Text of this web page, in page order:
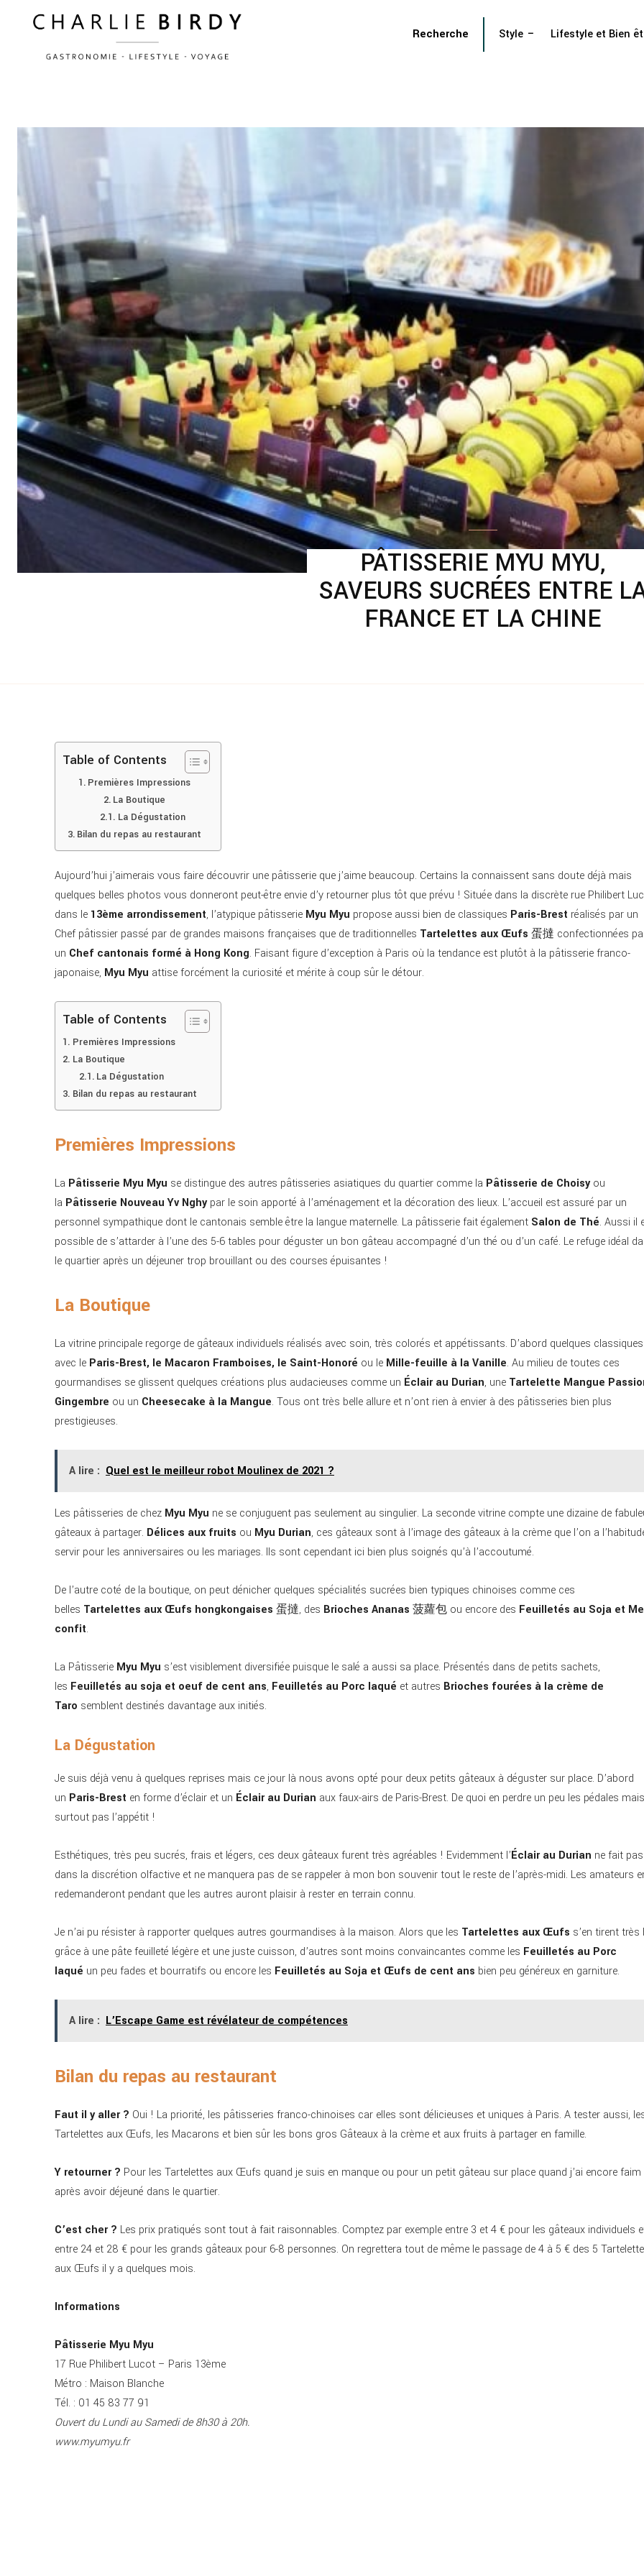
Style Lifestyle et Bien
Recherche
PÂTISSERIE MYU MYU,
SAVEURS SUCRÉES ENTRE
FRANCE ET LA CHINE
Table of Contents
Premières Impressions
La Boutique
La Dégustation
Bilan du repas au restaurant
Aujourd’hui j’aimerais vous faire découvrir une pâtisserie que j’aime beaucoup. Certains la connaissent sans doute déjà mais
quelques belles photos vous donneront peut-être envie d’y retourner plus tôt que prévu ! Située dans la discrète rue Philibert
dans le 13ème arrondissement, l’atypique pâtisserie Myu Myu propose aussi bien de classiques Paris-Brest réalisés par un
Chef pâtissier passé par de grandes maisons françaises que de traditionnelles Tartelettes aux Œufs 蛋撻 confectionnées
un Chef cantonais formé à Hong Kong. Faisant figure d’exception à Paris où la tendance est plutôt à la pâtisserie franco-
japonaise, Myu Myu attise forcément la curiosité et mérite à coup sûr le détour.
Table of Contents
Premières Impressions
La Boutique
La Dégustation
Bilan du repas au restaurant
Premières Impressions
La Pâtisserie Myu Myu se distingue des autres pâtisseries asiatiques du quartier comme la Pâtisserie de Choisyou
la Pâtisserie Nouveau Yv Nghypar le soin apporté à l’aménagement et la décoration des lieux. L’accueil est assuré par un
personnel sympathique dont le cantonais semble être la langue maternelle. La pâtisserie fait également Salon de Thé. Aussi il
possible de s’attarder à l’une des 5-6 tables pour déguster un bon gâteau accompagné d’un thé ou d’un café. Le refuge idéal
le quartier après un déjeuner trop brouillant ou des courses épuisantes !
La Boutique
La vitrine principale regorge de gâteaux individuels réalisés avec soin, très colorés et appétissants. D’abord quelques classiques
avec le Paris-Brest, le Macaron Framboises, le Saint-Honoré ou le Mille-feuille à la Vanille. Au milieu de toutes ces
gourmandises se glissent quelques créations plus audacieuses comme un Éclair au Durian, une Tartelette Mangue
Gingembre ou un Cheesecake à la Mangue. Tous ont très belle allure et n’ont rien à envier à des pâtisseries bien plus
prestigieuses.
A lire : Quel est le meilleur robot Moulinex de 2021 ?
Les pâtisseries de chez Myu Myu ne se conjuguent pas seulement au singulier. La seconde vitrine compte une dizaine de
gâteaux à partager. Délices aux fruits ou Myu Durian, ces gâteaux sont à l’image des gâteaux à la crème que l’on a
servir pour les anniversaires ou les mariages. Ils sont cependant ici bien plus soignés qu’à l’accoutumé.
De l’autre coté de la boutique, on peut dénicher quelques spécialités sucrées bien typiques chinoises comme ces
belles Tartelettes aux Œufs hongkongaises 蛋撻, des Brioches Ananas 菠蘿包 ou encore des Feuilletés au Soja et
confit.
La Pâtisserie Myu Myu s’est visiblement diversifiée puisque le salé a aussi sa place. Présentés dans de petits sachets,
les Feuilletés au soja et oeuf de cent ans, Feuilletés au Porc laqué et autres Brioches fourées à la crème de
Taro semblent destinés davantage aux initiés.
La Dégustation
Je suis déjà venu à quelques reprises mais ce jour là nous avons opté pour deux petits gâteaux à déguster sur place. D’abord
un Paris-Brest en forme d’éclair et un Éclair au Durian aux faux-airs de Paris-Brest. De quoi en perdre un peu les pédales mais
surtout pas l’appétit !
Esthétiques, très peu sucrés, frais et légers, ces deux gâteaux furent très agréables ! Evidemment l’Éclair au Durian ne fait pas
dans la discrétion olfactive et ne manquera pas de se rappeler à mon bon souvenir tout le reste de l’après-midi. Les amateurs
redemanderont pendant que les autres auront plaisir à rester en terrain connu.
Je n’ai pu résister à rapporter quelques autres gourmandises à la maison. Alors que les Tartelettes aux Œufs s’en tirent très
grâce à une pâte feuilleté légère et une juste cuisson, d’autres sont moins convaincantes comme les Feuilletés au Porc
laqué un peu fades et bourratifs ou encore les Feuilletés au Soja et Œufs de cent ans bien peu généreux en garniture.
A lire : L’Escape Game est révélateur de compétences
Bilan du repas au restaurant
Faut il y aller ? Oui ! La priorité, les pâtisseries franco-chinoises car elles sont délicieuses et uniques à Paris. A tester aussi,
Tartelettes aux Œufs, les Macarons et bien sûr les bons gros Gâteaux à la crème et aux fruits à partager en famille.
Y retourner ? Pour les Tartelettes aux Œufs quand je suis en manque ou pour un petit gâteau sur place quand j’ai encore faim
après avoir déjeuné dans le quartier.
C’est cher ? Les prix pratiqués sont tout à fait raisonnables. Comptez par exemple entre 3 et 4 € pour les gâteaux individuels
entre 24 et 28 € pour les grands gâteaux pour 6-8 personnes. On regrettera tout de même le passage de 4 à 5 € des 5
aux Œufs il y a quelques mois.
Informations
Pâtisserie Myu Myu
17 Rue Philibert Lucot – Paris 13ème
Métro : Maison Blanche
Tél. : 01 45 83 77 91
Ouvert du Lundi au Samedi de 8h30 à 20h.
www.myumyu.fr